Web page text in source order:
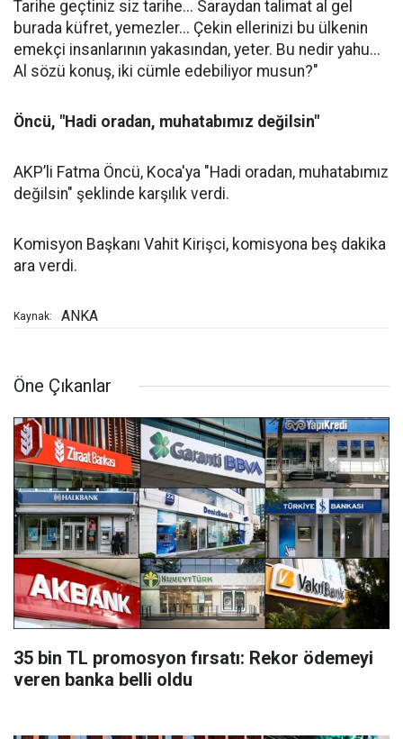
Tarihe geçtiniz siz tarihe... Saraydan talimat al gel
burada küfret, yemezler... Çekin ellerinizi bu ülkenin
emekçi insanlarının yakasından, yeter. Bu nedir yahu...
Al sözü konuş, iki cümle edebiliyor musun?"
Öncü, "Hadi oradan, muhatabımız değilsin"
AKP’li Fatma Öncü, Koca'ya "Hadi oradan, muhatabımız
değilsin" şeklinde karşılık verdi.
Komisyon Başkanı Vahit Kirişci, komisyona beş dakika
ara verdi.
Kaynak: ANKA
Öne Çıkanlar
35 bin TL promosyon fırsatı: Rekor ödemeyi
veren banka belli oldu